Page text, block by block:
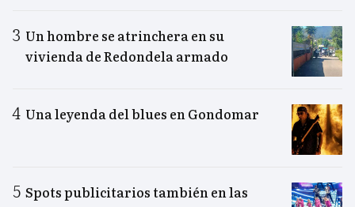
Un hombre se atrinchera en su
vivienda de Redondela armado
Una leyenda del blues en Gondomar
Spots publicitarios también en las